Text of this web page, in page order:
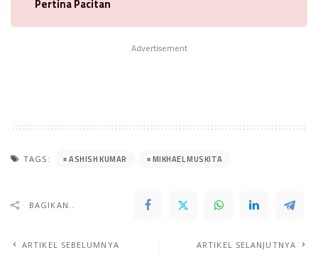
Pertina Pacitan
Advertisement
TAGS: ASHISH KUMAR MIKHAEL MUSKITA
BAGIKAN..
ARTIKEL SEBELUMNYA ARTIKEL SELANJUTNYA